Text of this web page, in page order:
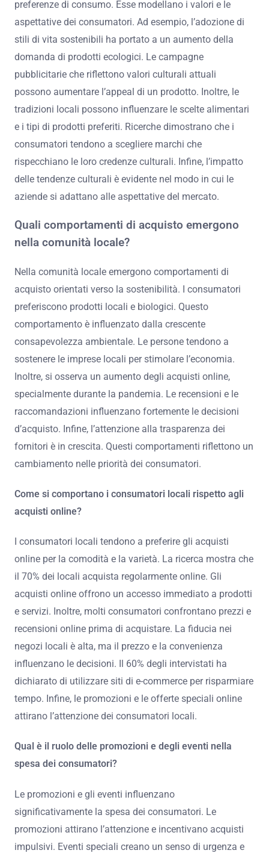
preferenze di consumo. Esse modellano i valori e le
aspettative dei consumatori. Ad esempio, l’adozione di
stili di vita sostenibili ha portato a un aumento della
domanda di prodotti ecologici. Le campagne
pubblicitarie che riflettono valori culturali attuali
possono aumentare l’appeal di un prodotto. Inoltre, le
tradizioni locali possono influenzare le scelte alimentari
e i tipi di prodotti preferiti. Ricerche dimostrano che i
consumatori tendono a scegliere marchi che
rispecchiano le loro credenze culturali. Infine, l’impatto
delle tendenze culturali è evidente nel modo in cui le
aziende si adattano alle aspettative del mercato.
Quali comportamenti di acquisto emergono
nella comunità locale?
Nella comunità locale emergono comportamenti di
acquisto orientati verso la sostenibilità. I consumatori
preferiscono prodotti locali e biologici. Questo
comportamento è influenzato dalla crescente
consapevolezza ambientale. Le persone tendono a
sostenere le imprese locali per stimolare l’economia.
Inoltre, si osserva un aumento degli acquisti online,
specialmente durante la pandemia. Le recensioni e le
raccomandazioni influenzano fortemente le decisioni
d’acquisto. Infine, l’attenzione alla trasparenza dei
fornitori è in crescita. Questi comportamenti riflettono un
cambiamento nelle priorità dei consumatori.
Come si comportano i consumatori locali rispetto agli
acquisti online?
I consumatori locali tendono a preferire gli acquisti
online per la comodità e la varietà. La ricerca mostra che
il 70% dei locali acquista regolarmente online. Gli
acquisti online offrono un accesso immediato a prodotti
e servizi. Inoltre, molti consumatori confrontano prezzi e
recensioni online prima di acquistare. La fiducia nei
negozi locali è alta, ma il prezzo e la convenienza
influenzano le decisioni. Il 60% degli intervistati ha
dichiarato di utilizzare siti di e-commerce per risparmiare
tempo. Infine, le promozioni e le offerte speciali online
attirano l’attenzione dei consumatori locali.
Qual è il ruolo delle promozioni e degli eventi nella
spesa dei consumatori?
Le promozioni e gli eventi influenzano
significativamente la spesa dei consumatori. Le
promozioni attirano l’attenzione e incentivano acquisti
impulsivi. Eventi speciali creano un senso di urgenza e